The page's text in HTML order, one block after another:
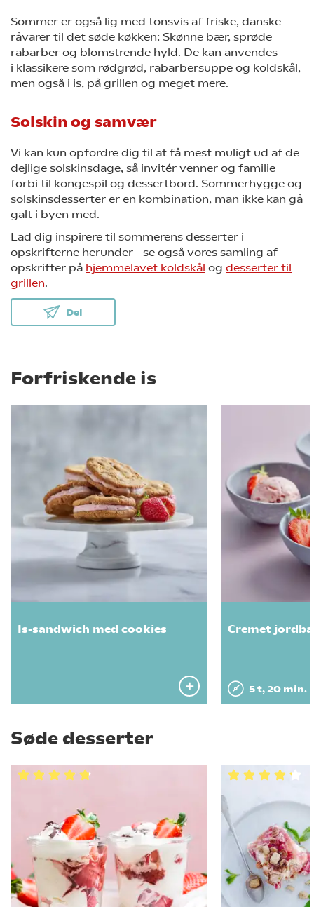
Sommer er også lig med tonsvis af friske, danske
råvarer til det søde køkken: Skønne bær, sprøde
rabarber og blomstrende hyld. De kan anvendes
i klassikere som rødgrød, rabarbersuppe og koldskål,
men også i is, på grillen og meget mere.
Solskin og samvær
Vi kan kun opfordre dig til at få mest muligt ud af de
dejlige solskinsdage, så invitér venner og familie
forbi til kongespil og dessertbord. Sommerhygge og
solskinsdesserter er en kombination, man ikke kan gå
galt i byen med.
Lad dig inspirere til sommerens desserter i
opskrifterne herunder - se også vores samling af
opskrifter på hjemmelavet koldskål og desserter til
grillen.
Del
Forfriskende is
Is-sandwich med cookies Cremet
5 t, 20 min.
Søde desserter